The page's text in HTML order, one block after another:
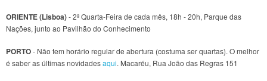
ORIENTE (Lisboa)- 2ª Quarta-Feira de cada mês, 18h - 20h, Parque das
Nações, junto ao Pavilhão do Conhecimento
PORTO- Não tem horário regular de abertura (costuma ser quartas). O melhor
é saber as últimas novidadesaqui. Macaréu, Rua João das Regras 151